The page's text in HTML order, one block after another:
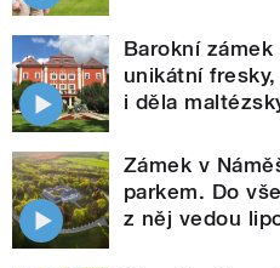
Barokní
unikátní
i děla
Zámek v
parkem. Do
z něj vedou